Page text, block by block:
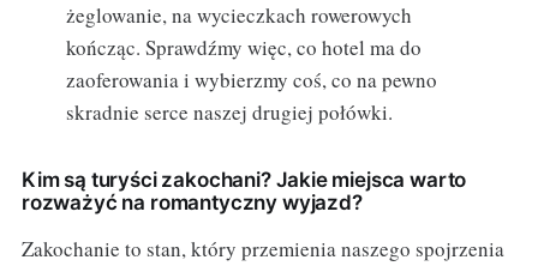
żeglowanie, na wycieczkach rowerowych
kończąc. Sprawdźmy więc, co hotel ma do
zaoferowania i wybierzmy coś, co na pewno
skradnie serce naszej drugiej połówki.
Kim są turyści zakochani? Jakie miejsca warto
rozważyć na romantyczny wyjazd?
Zakochanie to stan, który przemienia naszego spojrzenia